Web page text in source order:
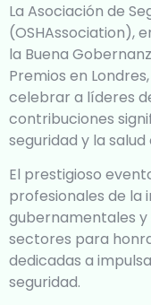
La Asociación de
(OSHAssociation),
la Buena
Premios en
celebrar a líderes
contribuciones
seguridad y la
El prestigioso
profesionales de la
gubernamentales
sectores para
dedicadas a
seguridad.